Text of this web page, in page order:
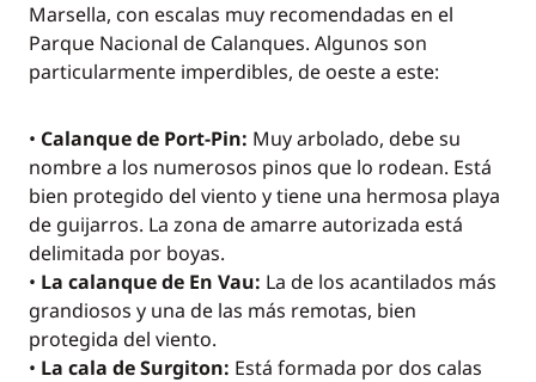
Marsella, con escalas muy recomendadas en el
Parque Nacional de Calanques. Algunos son
particularmente imperdibles, de oeste a este:
• Calanque de Port-Pin: Muy arbolado, debe su
nombre a los numerosos pinos que lo rodean. Está
bien protegido del viento y tiene una hermosa playa
de guijarros. La zona de amarre autorizada está
delimitada por boyas.
• La calanque de En Vau: La de los acantilados más
grandiosos y una de las más remotas, bien
protegida del viento.
• La cala de Surgiton: Está formada por dos calas